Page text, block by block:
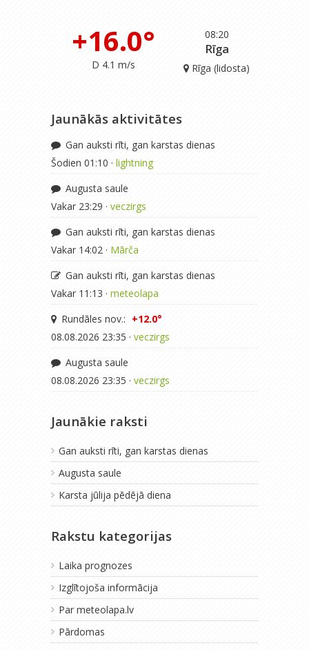
08:20
+16.0°
D 4.1 m/s
Rīga
Rīga (lidosta)
Jaunākās aktivitātes
Gan auksti rīti, gan karstas dienas
Šodien 01:10 · lightning
Augusta saule
Vakar 23:29 · veczirgs
Gan auksti rīti, gan karstas dienas
Vakar 14:02 · Mārča
Gan auksti rīti, gan karstas dienas
Vakar 11:13 · meteolapa
Rundāles nov.: +12.0°
08.08.2026 23:35 · veczirgs
Augusta saule
08.08.2026 23:35 · veczirgs
Jaunākie raksti
Gan auksti rīti, gan karstas dienas
Augusta saule
Karsta jūlija pēdējā diena
Rakstu kategorijas
Laika prognozes
Izglītojoša informācija
Par meteolapa.lv
Pārdomas